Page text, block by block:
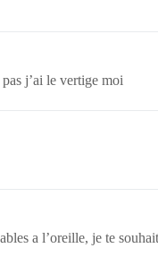
j’ai le vertige moi
a l’oreille, je te